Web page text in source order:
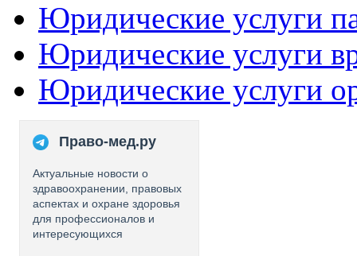
Юридические услуги
Юридические услуги
Юридические услуги
Право-мед.ру
Актуальные новости о
здравоохранении, правовых
аспектах и охране здоровья
для профессионалов и
интересующихся